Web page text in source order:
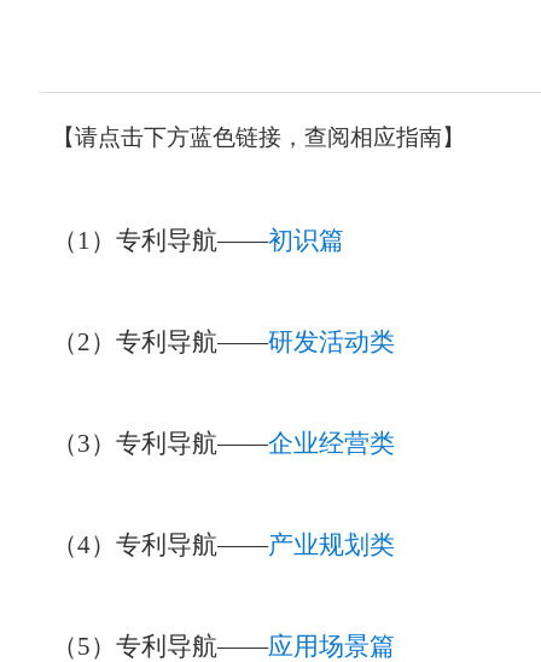
【请点击下方蓝色链接，查阅相应指南】
（1）专利导航——初识篇
（2）专利导航——研发活动类
（3）专利导航——企业经营类
（4）专利导航——产业规划类
（5）专利导航——应用场景篇